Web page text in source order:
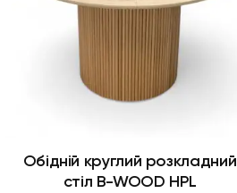
Обідній круглий розкладний
стіл B-WOOD HPL